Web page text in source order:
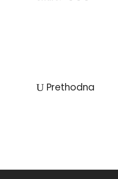
Prethodna